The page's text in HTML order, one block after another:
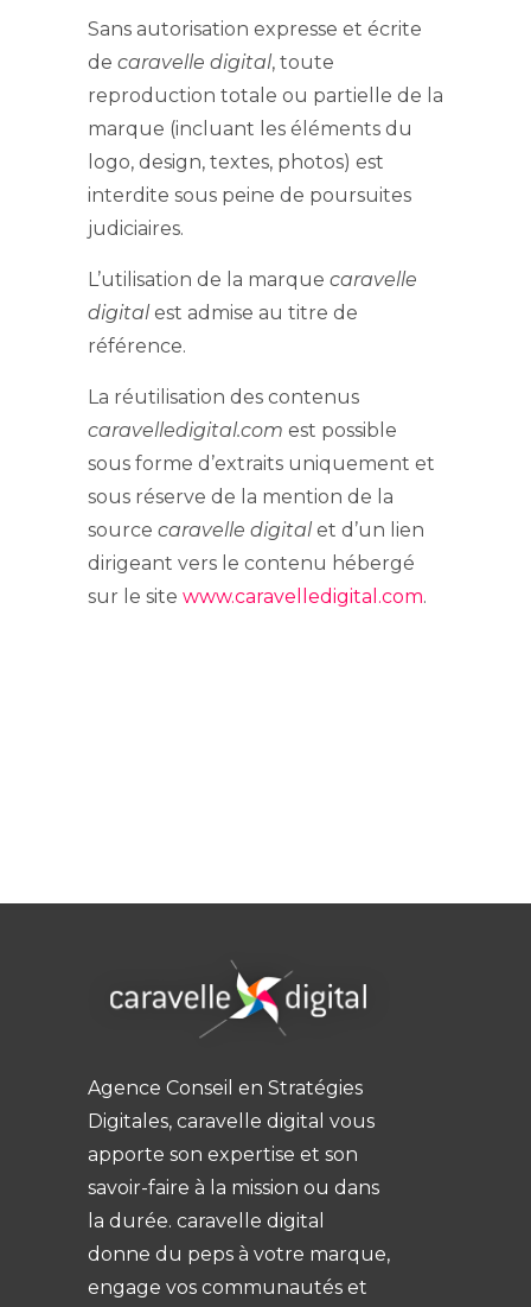
Sans autorisation expresse et écrite
de caravelle digital, toute
reproduction totale ou partielle de la
marque (incluant les éléments du
logo, design, textes, photos) est
interdite sous peine de poursuites
judiciaires.
L’utilisation de la marque caravelle
digitalest admise au titre de
référence.
La réutilisation des contenus
caravelledigital.com est possible
sous forme d’extraits uniquement et
sous réserve de la mention de la
source caravelle digitalet d’un lien
dirigeant vers le contenu hébergé
sur le site www.caravelledigital.com.
Agence Conseil en Stratégies
Digitales, caravelle digital vous
apporte son expertise et son
savoir-faire à la mission ou dans
la durée. caravelle digital
donne du peps à votre marque,
engage vos communautés et